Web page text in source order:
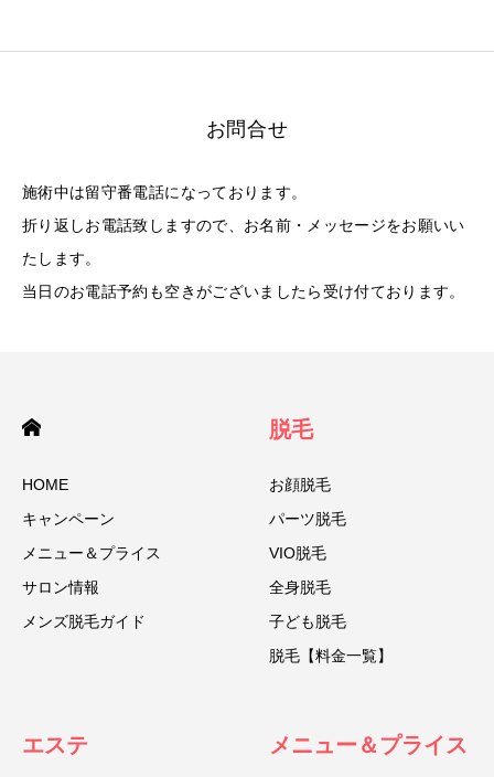
お問合せ
施術中は留守番電話になっております。
折り返しお電話致しますので、お名前・メッセージをお願いい
たします。
当日のお電話予約も空きがございましたら受け付ております。
HOME
キャンペーン
メニュー＆プライス
サロン情報
メンズ脱毛ガイド
脱毛
お顔脱毛
パーツ脱毛
VIO脱毛
全身脱毛
子ども脱毛
脱毛【料金一覧】
エステ メニュー＆プライス